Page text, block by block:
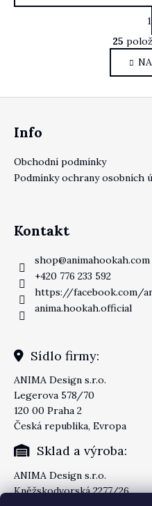
1
25
Zápatí
Info
Obchodní podmínky
Podmínky ochrany osobních
Kontakt
shop@animahookah.com
+420 776 233 592
https://facebook.com/
anima.hookah.official
Sídlo firmy:
ANIMA Design s.r.o.
Legerova 578/70
120 00 Praha 2
Česká republika, Evropa
Sklad a výroba:
ANIMA Design s.r.o.
Kněžskodvorská 2277/26